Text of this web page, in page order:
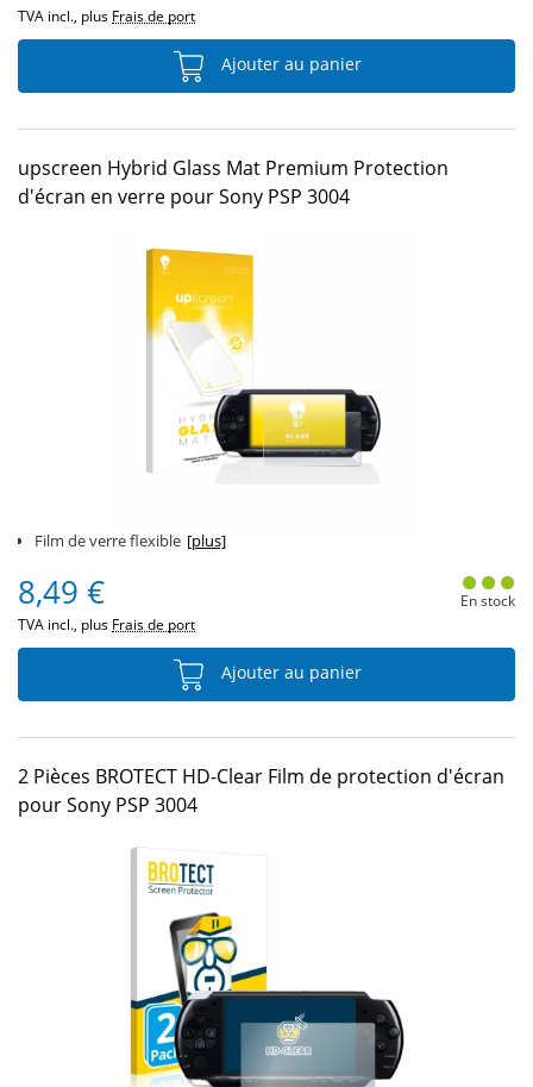
TVA incl., plus Frais de port
Ajouter au panier
upscreen Hybrid Glass Mat Premium Protection
d'écran en verre pour Sony PSP 3004
Film de verre flexible [plus]
8,49 €
TVA incl., plus Frais de port
En stock
Ajouter au panier
2 Pièces BROTECT HD-Clear Film de protection d'écran
pour Sony PSP 3004